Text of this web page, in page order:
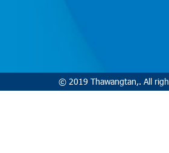
© 2019 Thawangtan,. All